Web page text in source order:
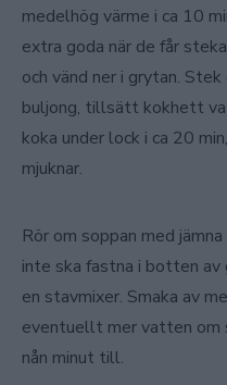
medelhög värme i ca 10
extra goda när de får
och vänd ner i grytan.
buljong, tillsätt kokhett
koka under lock i ca 20
mjuknar.
Rör om soppan med
inte ska fastna i botten
en stavmixer. Smaka av
eventuellt mer vatten om
nån minut till.